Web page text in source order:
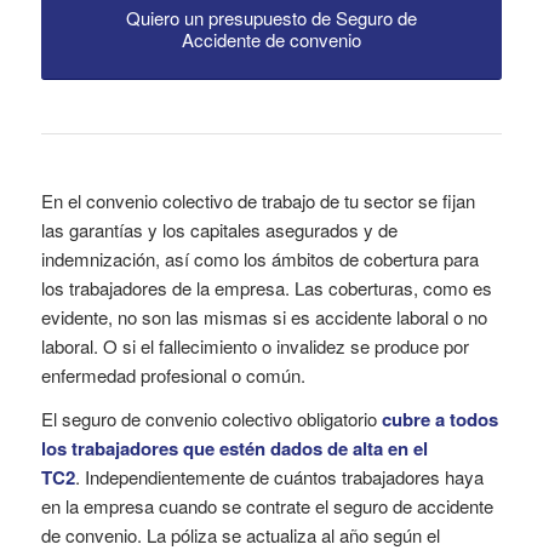
Quiero un presupuesto de Seguro de
Accidente de convenio
En el convenio colectivo de trabajo de tu sector se fijan
las garantías y los capitales asegurados y de
indemnización, así como los ámbitos de cobertura para
los trabajadores de la empresa. Las coberturas, como es
evidente, no son las mismas si es accidente laboral o no
laboral. O si el fallecimiento o invalidez se produce por
enfermedad profesional o común.
El seguro de convenio colectivo obligatoriocubre a todos
los trabajadores que estén dados de alta en el
TC2. Independientemente de cuántos trabajadores haya
en la empresa cuando se contrate el seguro de accidente
de convenio. La póliza se actualiza al año según el